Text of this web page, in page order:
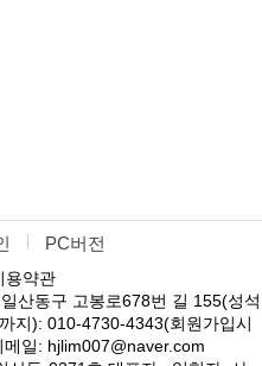
PC버전
용약관
산동구 고봉로678번 길 155(성석
지): 010-4730-4343(회원가입시
일: hjlim007@naver.com